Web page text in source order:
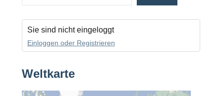
Sie sind nicht eingeloggt
Einloggen oder Registrieren
Weltkarte